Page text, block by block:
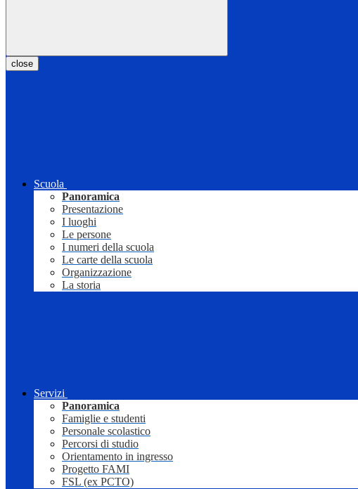
close
Scuola
Panoramica
Presentazione
I luoghi
Le persone
I numeri della scuola
Le carte della scuola
Organizzazione
La storia
Servizi
Panoramica
Famiglie e studenti
Personale scolastico
Percorsi di studio
Orientamento in ingresso
Progetto FAMI
FSL (ex PCTO)